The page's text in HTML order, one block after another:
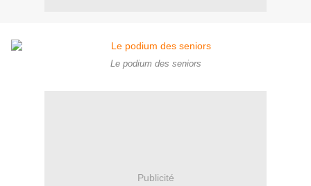
Le podium des seniors
Publicité